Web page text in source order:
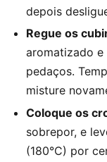
depois
Regue os
aromatizado
pedaços.
misture
Coloque os
sobrepor, e
(180°C) por